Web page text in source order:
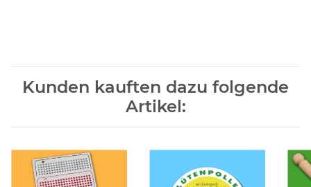
Kunden kauften dazu folgende
Artikel: